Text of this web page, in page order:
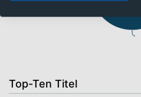
Top-Ten Titel